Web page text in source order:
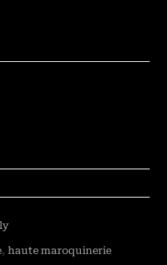
,haute maroquinerie